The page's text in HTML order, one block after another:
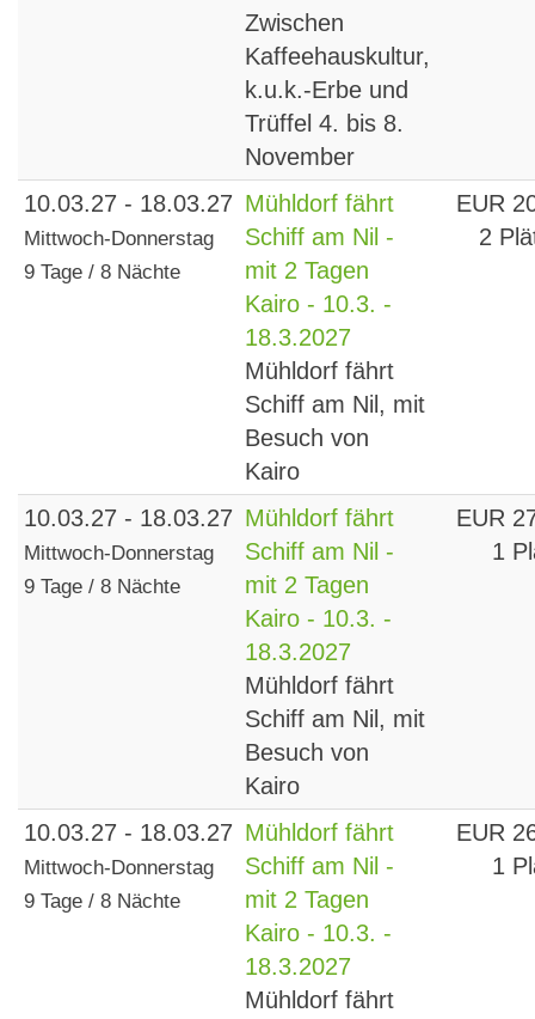
Zwischen
Kaffeehauskultur,
k.u.k.-Erbe und
Trüffel 4. bis 8.
November
10.03.27 - 18.03.27
Mittwoch-Donnerstag
9 Tage / 8 Nächte
Mühldorf fährt
Schiff am Nil -
mit 2 Tagen
Kairo - 10.3. -
18.3.2027
Mühldorf fährt
Schiff am Nil, mit
Besuch von
Kairo
EUR
2
10.03.27 - 18.03.27
Mittwoch-Donnerstag
9 Tage / 8 Nächte
Mühldorf fährt
Schiff am Nil -
mit 2 Tagen
Kairo - 10.3. -
18.3.2027
Mühldorf fährt
Schiff am Nil, mit
Besuch von
Kairo
EUR
1
10.03.27 - 18.03.27
Mittwoch-Donnerstag
9 Tage / 8 Nächte
Mühldorf fährt
Schiff am Nil -
mit 2 Tagen
Kairo - 10.3. -
18.3.2027
Mühldorf fährt
EUR
1